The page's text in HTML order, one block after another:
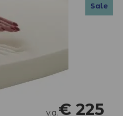
Sale
v.a.€ 225